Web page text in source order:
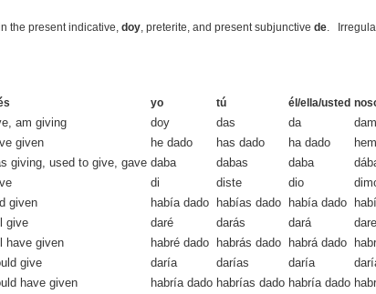
the present indicative, doy, preterite, and present subjunctive de.
yo tú él/ella/usted
am giving doy das da
given he dado has dado ha dado
giving, used to give, gave daba dabas daba
di diste dio
given había dado habías dado había dado
give daré darás dará
have given habré dado habrás dado habrá dado
give daría darías daría
have given habría dado habrías dado habría dado